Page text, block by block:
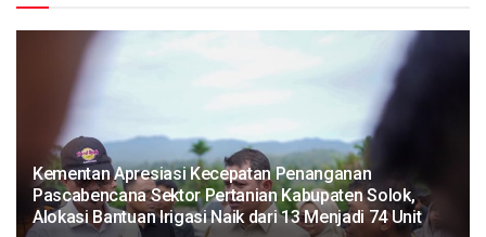
Kementan Apresiasi Kecepatan Penanganan
Pascabencana Sektor Pertanian Kabupaten Solok,
Alokasi Bantuan Irigasi Naik dari 13 Menjadi 74 Unit